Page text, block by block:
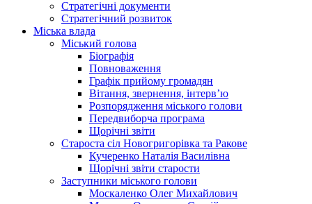
Стратегічні документи
Стратегічний розвиток
Міська влада
Міський голова
Біографія
Повноваження
Графік прийому громадян
Вітання, звернення, інтерв’ю
Розпорядження міського голови
Передвиборча програма
Щорічні звіти
Староста сіл Новогригорівка та Ракове
Кучеренко Наталія Василівна
Щорічні звіти старости
Заступники міського голови
Москаленко Олег Михайлович